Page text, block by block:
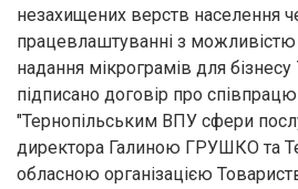
незахищених верств населення
працевлаштуванні з можливістю
надання мікрограмів для
підписано договір про
"Тернопільським ВПУ сфери
директора Галиною ГРУШКО та
обласною організацією